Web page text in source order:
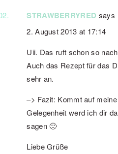
STRAWBERRYRED says
2. August 2013 at 17:14
Uii. Das ruft schon so
Auch das Rezept für das
sehr an.
–> Fazit: Kommt auf
Gelegenheit werd ich dir
sagen 🙂
Liebe Grüße